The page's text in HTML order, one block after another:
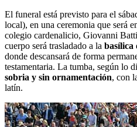
El funeral está previsto para el
local), en una ceremonia que será
colegio cardenalicio, Giovanni
cuerpo será trasladado a la basílica
donde descansará de forma
testamentaria. La tumba, según lo
sobria y sin ornamentación, con
latín.